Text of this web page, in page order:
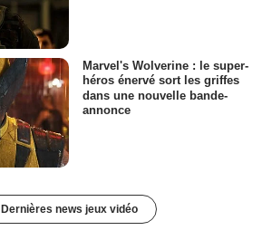
Marvel's Wolverine : le super-
héros énervé sort les griffes
dans une nouvelle bande-
annonce
Dernières news jeux vidéo